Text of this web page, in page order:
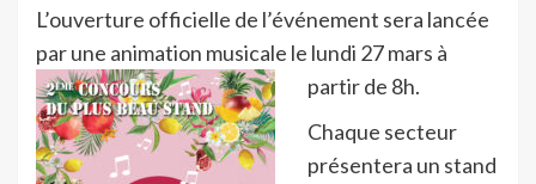
L’ouverture officielle de l’événement sera lancée
par une animation musicale le lundi 27 mars à
partir de 8h.
Chaque secteur
présentera un stand